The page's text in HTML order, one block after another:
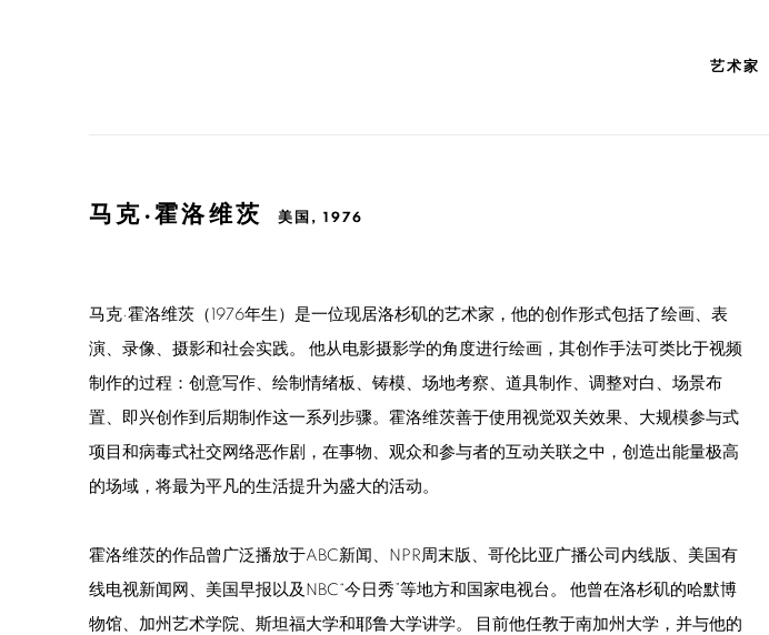
艺术家
马克·霍洛维茨 美国, 1976
马克·霍洛维茨（1976年生）是一位现居洛杉矶的艺术家，他的创作形式包括了绘画、表
演、录像、摄影和社会实践。 他从电影摄影学的角度进行绘画，其创作手法可类比于视频
制作的过程：创意写作、绘制情绪板、铸模、场地考察、道具制作、调整对白、场景布
置、即兴创作到后期制作这一系列步骤。霍洛维茨善于使用视觉双关效果、大规模参与式
项目和病毒式社交网络恶作剧，在事物、观众和参与者的互动关联之中，创造出能量极高
的场域，将最为平凡的生活提升为盛大的活动。
霍洛维茨的作品曾广泛播放于ABC新闻、NPR周末版、哥伦比亚广播公司内线版、美国有
线电视新闻网、美国早报以及NBC“今日秀”等地方和国家电视台。 他曾在洛杉矶的哈默博
物馆、加州艺术学院、斯坦福大学和耶鲁大学讲学。 目前他任教于南加州大学，并与他的